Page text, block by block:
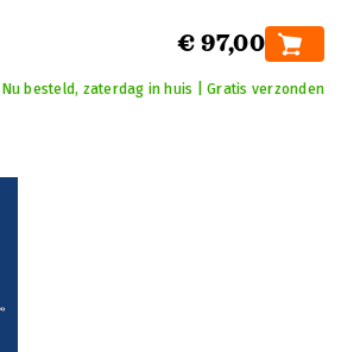
€ 97,00
Nu besteld, zaterdag in huis | Gratis verzonden